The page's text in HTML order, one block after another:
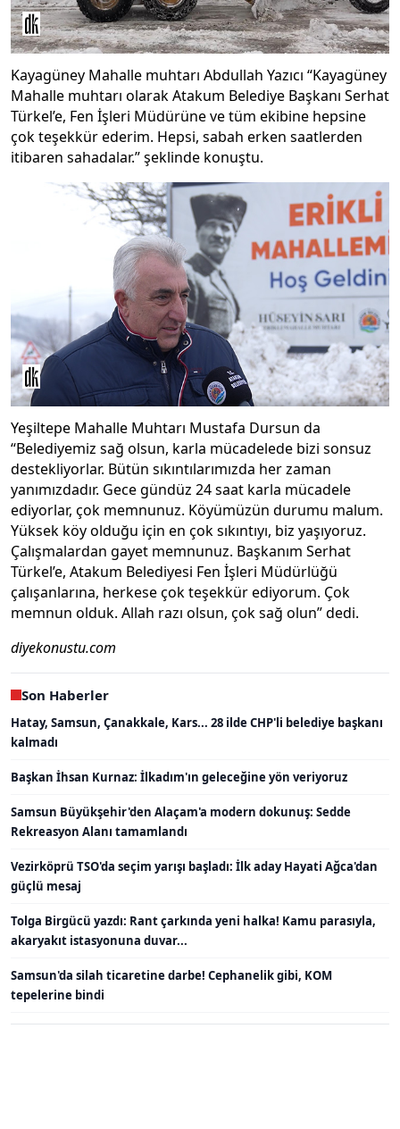
Kayagüney Mahalle muhtarı Abdullah Yazıcı “Kayagüney
Mahalle muhtarı olarak Atakum Belediye Başkanı Serhat
Türkel’e, Fen İşleri Müdürüne ve tüm ekibine hepsine
çok teşekkür ederim. Hepsi, sabah erken saatlerden
itibaren sahadalar.” şeklinde konuştu.
Yeşiltepe Mahalle Muhtarı Mustafa Dursun da
“Belediyemiz sağ olsun, karla mücadelede bizi sonsuz
destekliyorlar. Bütün sıkıntılarımızda her zaman
yanımızdadır. Gece gündüz 24 saat karla mücadele
ediyorlar, çok memnunuz. Köyümüzün durumu malum.
Yüksek köy olduğu için en çok sıkıntıyı, biz yaşıyoruz.
Çalışmalardan gayet memnunuz. Başkanım Serhat
Türkel’e, Atakum Belediyesi Fen İşleri Müdürlüğü
çalışanlarına, herkese çok teşekkür ediyorum. Çok
memnun olduk. Allah razı olsun, çok sağ olun” dedi.
diyekonustu.com
Son Haberler
Hatay, Samsun, Çanakkale, Kars... 28 ilde CHP'li belediye başkanı
kalmadı
Başkan İhsan Kurnaz: İlkadım'ın geleceğine yön veriyoruz
Samsun Büyükşehir'den Alaçam'a modern dokunuş: Sedde
Rekreasyon Alanı tamamlandı
Vezirköprü TSO'da seçim yarışı başladı: İlk aday Hayati Ağca'dan
güçlü mesaj
Tolga Birgücü yazdı: Rant çarkında yeni halka! Kamu parasıyla,
akaryakıt istasyonuna duvar...
Samsun'da silah ticaretine darbe! Cephanelik gibi, KOM
tepelerine bindi